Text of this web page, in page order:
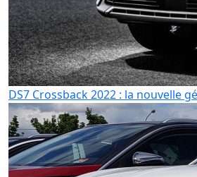
DS7 Crossback 2022 : la nouvelle